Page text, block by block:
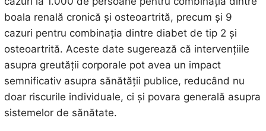
boala renală cronică și osteoartrită, precum și 9
cazuri pentru combinația dintre diabet de tip 2 și
osteoartrită. Aceste date sugerează că intervențiile
asupra greutății corporale pot avea un impact
semnificativ asupra sănătății publice, reducând nu
doar riscurile individuale, ci și povara generală asupra
sistemelor de sănătate.